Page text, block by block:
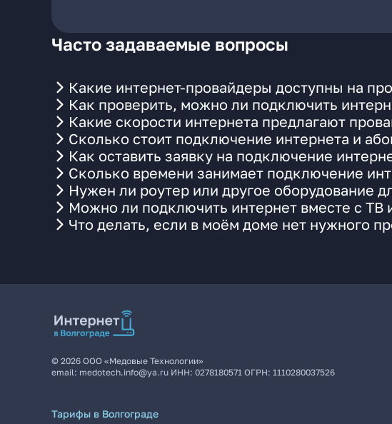
Часто задаваемые вопросы
Какие интернет-провайдеры доступны на
Как проверить, можно ли подключить
Какие скорости интернета предлагают
Сколько стоит подключение интернета и
Как оставить заявку на подключение
Сколько времени занимает подключение
Нужен ли роутер или другое оборудование
Можно ли подключить интернет вместе с
Что делать, если в моём доме нет нужного
© 2026 ООО «Медовые Технологии»
email: medotech.info@ya.ru ИНН: 0278180571 ОГРН: 1110280037526
Тарифы в Волгограде